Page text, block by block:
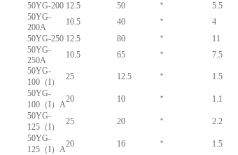
50YG-200 12.5 50 ＂ 5.5
50YG-
200A
10.5 40 ＂ 4
50YG-250 12.5 80 ＂ 11
50YG-
250A
10.5 65 ＂ 7.5
50YG-
100（I）
25 12.5 ＂ 1.5
50YG-
100（I）A
20 10 ＂ 1.1
50YG-
125（I）
25 20 ＂ 2.2
50YG-
125（I）A
20 16 ＂ 1.5